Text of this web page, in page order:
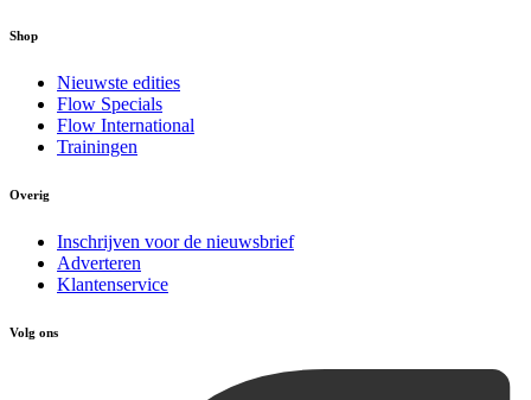
Shop
Nieuwste edities
Flow Specials
Flow International
Trainingen
Overig
Inschrijven voor de nieuwsbrief
Adverteren
Klantenservice
Volg ons